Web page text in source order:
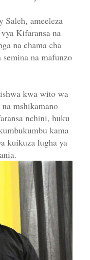
ameeleza
Kifaransa na
na chama cha
na mafunzo
kwa wito wa
mshikamano
nchini, huku
kama
kuikuza lugha ya